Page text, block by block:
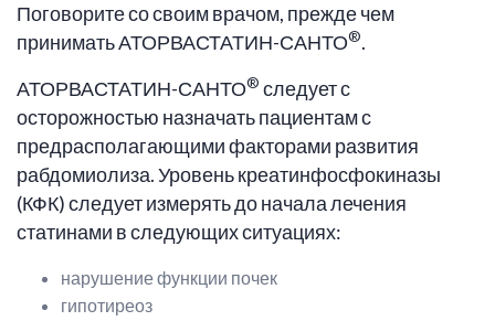
Поговорите со своим врачом, прежде чем
принимать АТОРВАСТАТИН-САНТО®.
АТОРВАСТАТИН-САНТО® следует с
осторожностью назначать пациентам с
предрасполагающими факторами развития
рабдомиолиза. Уровень креатинфосфокиназы
(КФК) следует измерять до начала лечения
статинами в следующих ситуациях:
нарушение функции почек
гипотиреоз